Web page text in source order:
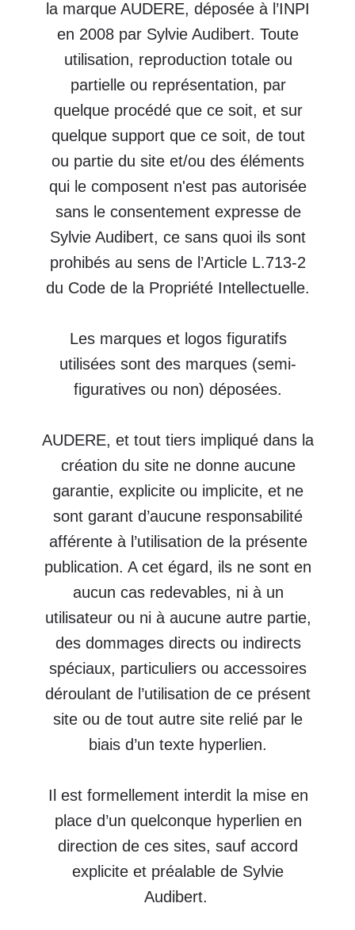
garantie, explicite ou implicite, et ne
sont garant d’aucune responsabilité
afférente à l’utilisation de la présente
publication. A cet égard, ils ne sont en
aucun cas redevables, ni à un
des dommages directs ou indirects
spéciaux, particuliers ou accessoires
déroulant de l’utilisation de ce présent
site ou de tout autre site relié par le
biais d’un texte hyperlien.
place d’un quelconque hyperlien en
direction de ces sites, sauf accord
explicite et préalable de Sylvie
Audibert.
Le contenu des pages du présent site
uniquement.